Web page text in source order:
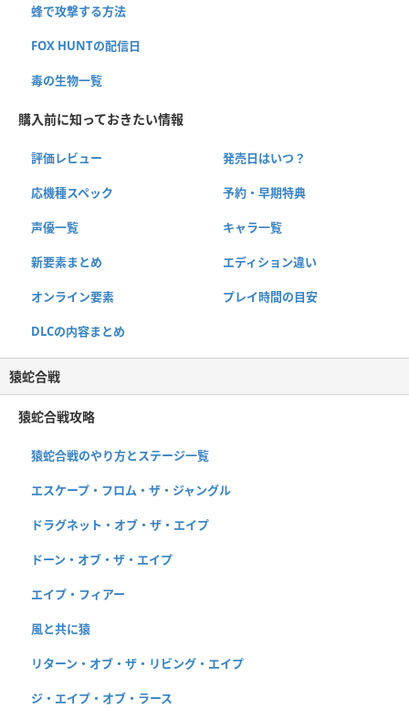
蜂で攻撃する方法
FOX HUNTの配信日
毒の生物一覧
購入前に知っておきたい情報
評価レビュー 発売日はいつ？
応機種スペック 予約・早期特典
声優一覧 キャラ一覧
新要素まとめ エディション違い
オンライン要素 プレイ時間の目安
DLCの内容まとめ
猿蛇合戦
猿蛇合戦攻略
猿蛇合戦のやり方とステージ一覧
エスケープ・フロム・ザ・ジャングル
ドラグネット・オブ・ザ・エイプ
ドーン・オブ・ザ・エイプ
エイプ・フィアー
風と共に猿
リターン・オブ・ザ・リビング・エイプ
ジ・エイプ・オブ・ラース